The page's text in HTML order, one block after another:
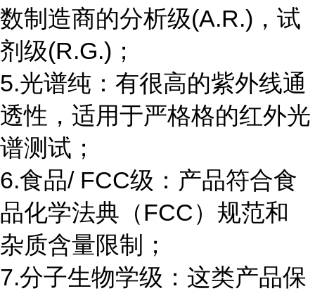
数制造商的分析级(A.R.)，试
剂级(R.G.)；
5.光谱纯：有很高的紫外线通
透性，适用于严格格的红外光
谱测试；
6.食品/ FCC级：产品符合食
品化学法典（FCC）规范和
杂质含量限制；
7.分子生物学级：这类产品保